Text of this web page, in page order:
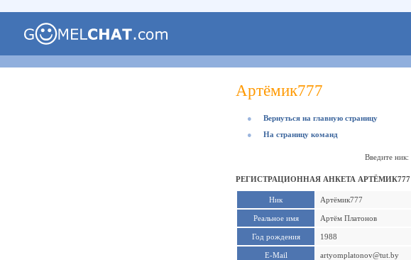
Артёмик777
●
Вернуться на главную страницу
●
На страницу команд
Введите ник:
РЕГИСТРАЦИОННАЯ АНКЕТА АРТЁМИК777
Ник Артёмик777
Реальное имя Артём Платонов
Год рождения 1988
E-Mail artyomplatonov@tut.by